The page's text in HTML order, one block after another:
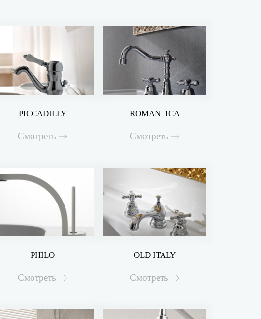
PICCADILLY
Смотреть
ROMANTICA
Смотреть
PHILO
Смотреть
OLD ITALY
Смотреть